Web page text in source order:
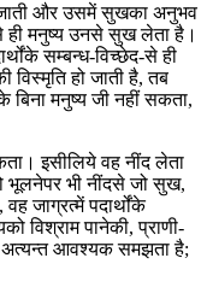
और उसमें सुखका अनुभव
ही मनुष्य उनसे सुख लेता है।
सम्बन्ध-विच्छेद-से ही
विस्मृति हो जाती है, तब
बिना मनुष्य जी नहीं सकता,
इसीलिये वह नींद लेता
भूलनेपर भी नींदसे जो सुख,
जाग्रत्में पदार्थोंके
विश्राम पानेकी, प्राणी-
अत्यन्त आवश्यक समझता है;